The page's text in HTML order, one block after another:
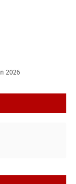
2026